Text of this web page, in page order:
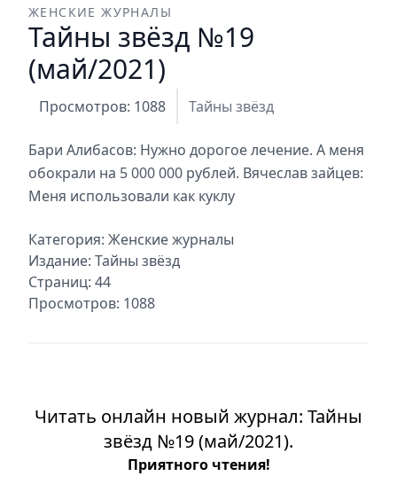
ЖЕНСКИЕ ЖУРНАЛЫ
Тайны звёзд №19
(май/2021)
Просмотров: 1088 Тайны звёзд
Бари Алибасов: Нужно дорогое лечение. А меня
обокрали на 5 000 000 рублей. Вячеслав зайцев:
Меня использовали как куклу
Категория: Женские журналы
Издание: Тайны звёзд
Страниц: 44
Просмотров: 1088
Читать онлайн новый журнал: Тайны
звёзд №19 (май/2021).
Приятного чтения!